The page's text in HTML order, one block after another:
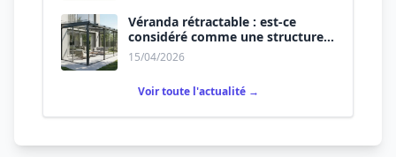
Véranda rétractable : est-ce
considéré comme une structure
permanente ?
15/04/2026
Voir toute l'actualité →